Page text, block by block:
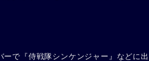
で『侍戦隊シンケンジャー』などに出